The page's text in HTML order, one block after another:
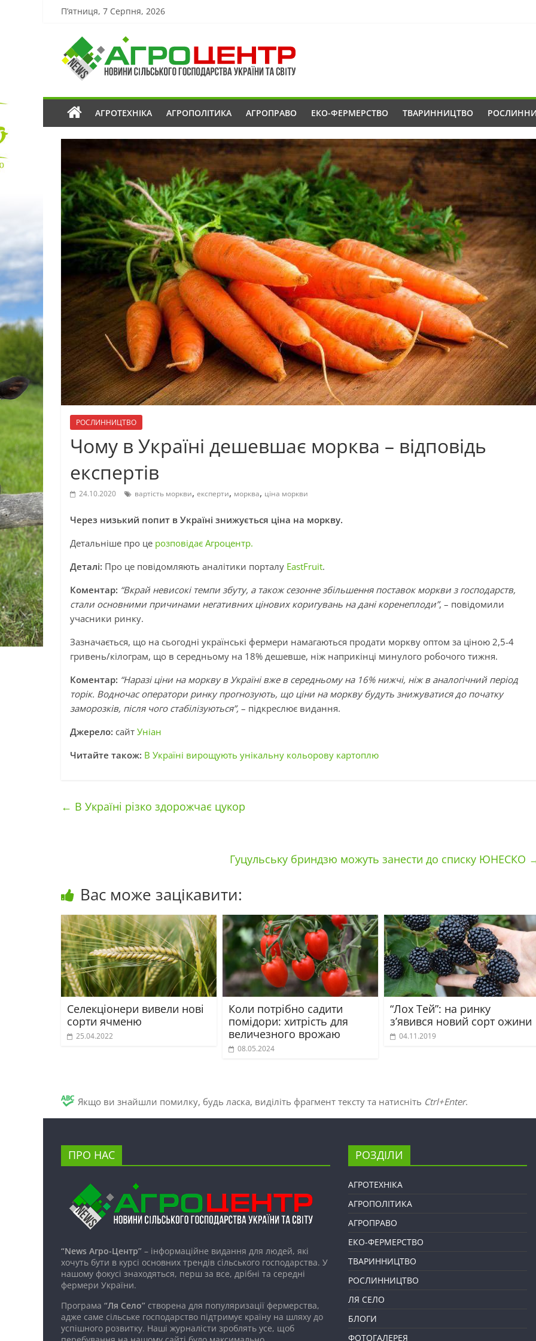
П’ятниця, 7 Серпня, 2026
АГРОТЕХНІКА АГРОПОЛІТИКА АГРОПРАВО ЕКО-ФЕРМЕРСТВО ТВАРИННИЦТВО
РОСЛИННИЦТВО
Чому в Україні дешевшає морква – відповідь
експертів
24.10.2020 вартість моркви, експерти, морква, ціна моркви
Через низький попит в Україні знижується ціна на моркву.
Детальніше про це розповідає Агроцентр.
Деталі: Про це повідомляють аналітики порталу EastFruit.
Коментар: “Вкрай невисокі темпи збуту, а також сезонне збільшення поставок моркви з господарств,
стали основними причинами негативних цінових коригувань на дані коренеплоди”, – повідомили
учасники ринку.
Зазначається, що на сьогодні українські фермери намагаються продати моркву оптом за ціною 2,5-4
гривень/кілограм, що в середньому на 18% дешевше, ніж наприкінці минулого робочого тижня.
Коментар: “Наразі ціни на моркву в Україні вже в середньому на 16% нижчі, ніж в аналогічний період
торік. Водночас оператори ринку прогнозують, що ціни на моркву будуть знижуватися до початку
заморозків, після чого стабілізуються”, – підкреслює видання.
Джерело: сайт Уніан
Читайте також: В Україні вирощують унікальну кольорову картоплю
← В Україні різко здорожчає цукор
Гуцульську бриндзю можуть занести до списку ЮНЕСКО
Вас може зацікавити:
Селекціонери вивели нові
сорти ячменю
25.04.2022
Коли потрібно садити
помідори: хитрість для
величезного врожаю
08.05.2024
“Лох Тей”: на ринку
з’явився новий сорт ожини
04.11.2019
Якщо ви знайшли помилку, будь ласка, виділіть фрагмент тексту та натисніть Ctrl+Enter.
ПРО НАС
“News Агро-Центр” – інформаційне видання для людей, які
хочуть бути в курсі основних трендів сільського господарства. У
нашому фокусі знаходяться, перш за все, дрібні та середні
фермери України.
Програма “Ля Село” створена для популяризації фермерства,
адже саме сільське господарство підтримує країну на шляху до
успішного розвитку. Наші журналісти зроблять усе, щоб
РОЗДІЛИ
АГРОТЕХНІКА
АГРОПОЛІТИКА
АГРОПРАВО
ЕКО-ФЕРМЕРСТВО
ТВАРИННИЦТВО
РОСЛИННИЦТВО
ЛЯ СЕЛО
БЛОГИ
ФОТОГАЛЕРЕЯ